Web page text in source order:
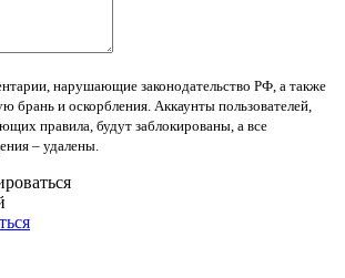
нарушающие законодательство РФ, а также
брань и оскорбления. Аккаунты пользователей,
правила, будут заблокированы, а все
– удалены.